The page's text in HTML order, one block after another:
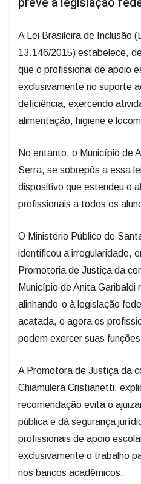
13.146/2015) estabelece,
que o profissional de apoio
exclusivamente no suporte
deficiência, exercendo
alimentação, higiene e
Serra, se sobrepôs a essa
dispositivo que estendeu o
profissionais a todos os
identificou a irregularidade,
Promotoria de Justiça da
Município de Anita Garibaldi
alinhando-o à legislação
acatada, e agora os
podem exercer suas
Chiamulera Cristianetti,
recomendação evita o
pública e dá segurança
profissionais de apoio
exclusivamente o trabalho
nos bancos acadêmicos.